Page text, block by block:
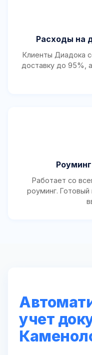
Расходы на
Клиенты Диадока
доставку до 95%,
Работает со
роуминг.
учет